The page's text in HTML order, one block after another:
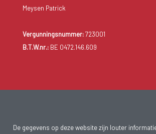
Meysen Patrick
Vergunningsnummer:723001
B.T.W.nr.:BE 0472.146.609
De gegevens op deze website zijn louter